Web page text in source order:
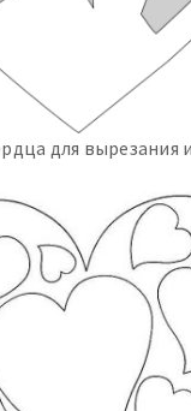
для вырезания